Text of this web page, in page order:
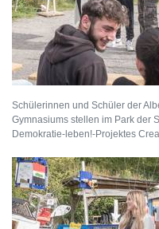
Schülerinnen und Schüler der
Gymnasiums stellen im Park der
Demokratie-leben!-Projektes